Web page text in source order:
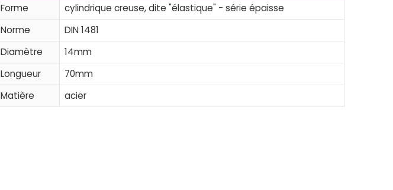
Forme
cylindrique creuse, dite "élastique" - série épaisse
Norme
DIN 1481
Diamètre
14mm
Longueur
70mm
Matière
acier